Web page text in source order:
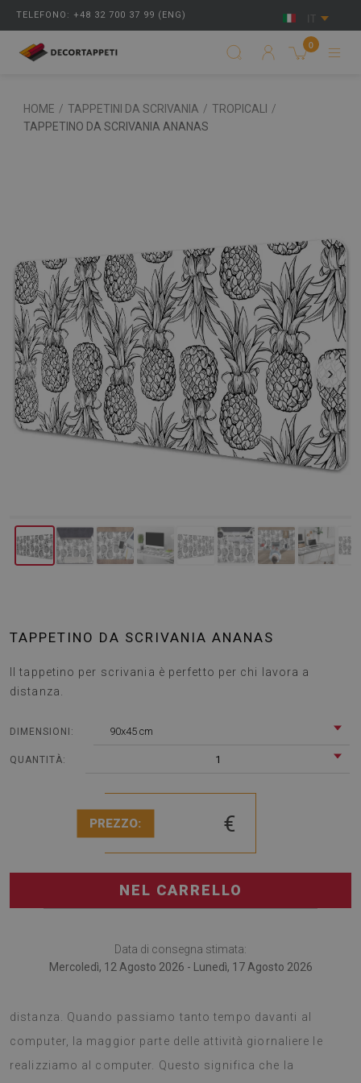
TELEFONO: +48 32 700 37 99 (ENG)
0
HOME / TAPPETINI DA SCRIVANIA / TROPICALI
/
TAPPETINO DA SCRIVANIA ANANAS
‹ ›
TAPPETINO DA SCRIVANIA ANANAS
Il tappetino per scrivania è perfetto per chi lavora a
distanza.
DIMENSIONI: 90x45 cm
QUANTITÀ: 1
PREZZO: €
NEL CARRELLO
Data di consegna stimata:
Mercoledì, 12 Agosto 2026 - Lunedì, 17 Agosto 2026
distanza. Quando passiamo tanto tempo davanti al
computer, la maggior parte delle attività giornaliere le
realizziamo al computer. Questo significa che la